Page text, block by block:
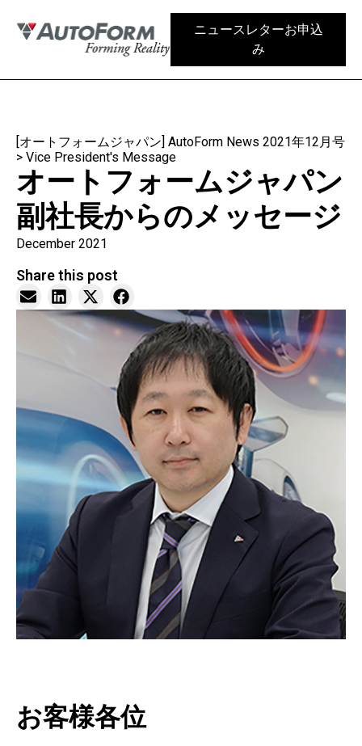
ニュースレターお申込
み
[オートフォームジャパン] AutoForm News 2021年12月号
> Vice President's Message
オートフォームジャパン
副社長からのメッセージ
December 2021
Share this post
お客様各位